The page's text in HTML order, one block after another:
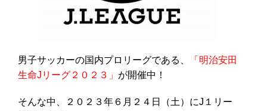
男子サッカーの国内プロリーグである、
「明治安田
生命Jリーグ２０２３」 が開催中！
そんな中、２０２３年６月２４日（土）にJ１リー